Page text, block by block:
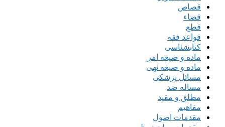
قصاص
قضاء
قطع
قواعد فقه
کتابشناسی
ماده و صیغه امر
ماده و صیغه نهی
مسائل پزشکی
مساله ضد
مطلق و مقید
مفاهیم
مقدمات اصول